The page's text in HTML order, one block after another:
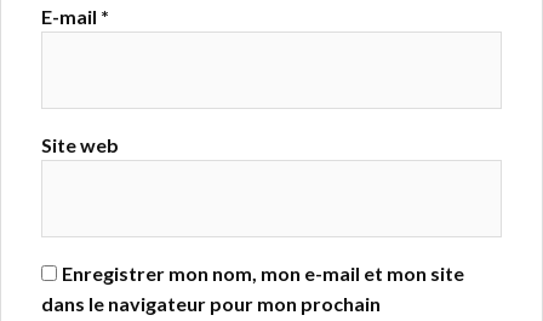
E-mail *
Site web
Enregistrer mon nom, mon e-mail et mon site
dans le navigateur pour mon prochain